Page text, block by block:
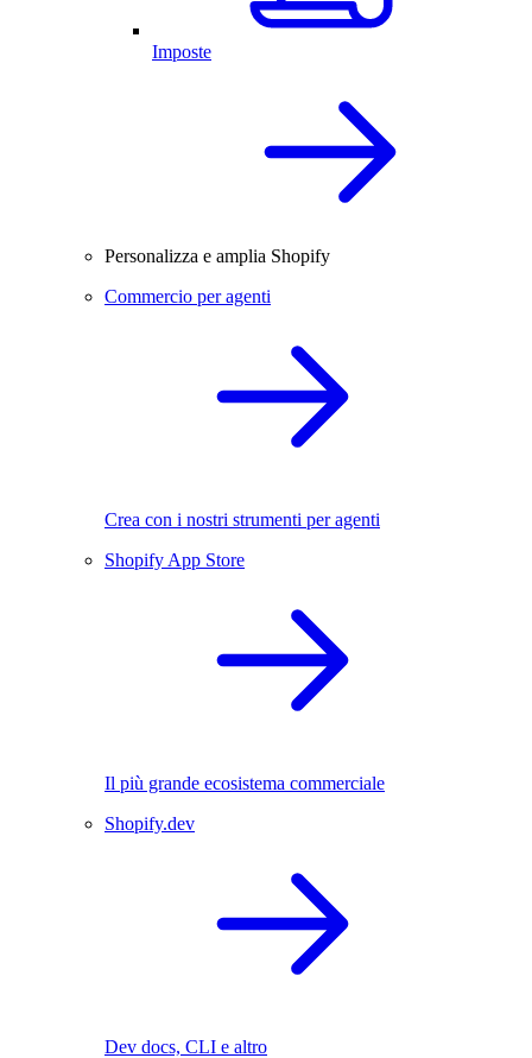
Imposte
Personalizza e amplia Shopify
Commercio per agenti
Crea con i nostri strumenti per agenti
Shopify App Store
Il più grande ecosistema commerciale
Shopify.dev
Dev docs, CLI e altro